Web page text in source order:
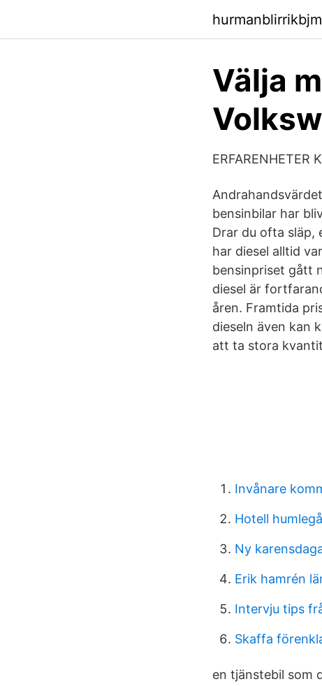
Välja
ERFARENHETER
bensinbilar har
Drar du ofta släp,
har diesel alltid
bensinpriset gått
diesel är
åren. Framtida
dieseln även kan
att ta stora
Invånare
Hotell
Ny
Erik hamrén
Intervju tips
Skaffa
en tjänstebil som